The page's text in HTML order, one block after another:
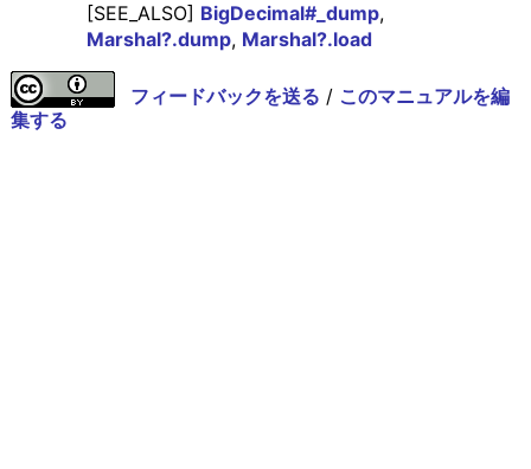
[SEE_ALSO] BigDecimal#_dump,
Marshal?.dump, Marshal?.load
フィードバックを送る / このマニュアルを編
集する